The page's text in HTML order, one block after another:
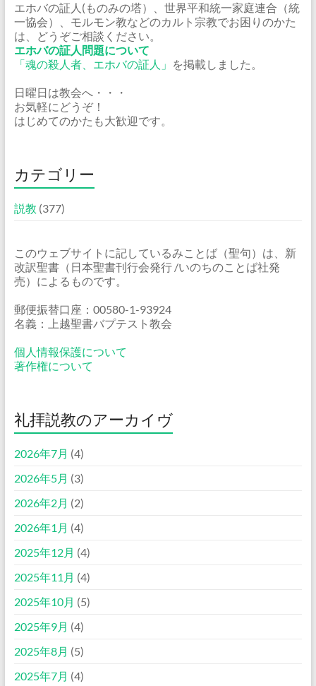
エホバの証人(ものみの塔）、世界平和統一家庭連合（統
一協会）、モルモン教などのカルト宗教でお困りのかた
は、どうぞご相談ください。
エホバの証人問題について
「魂の殺人者、エホバの証人」 を掲載しました。
日曜日は教会へ・・・
お気軽にどうぞ！
はじめてのかたも大歓迎です。
カテゴリー
説教 (377)
このウェブサイトに記しているみことば（聖句）は、新
改訳聖書（日本聖書刊行会発行 /いのちのことば社発
売）によるものです。
郵便振替口座：00580-1-93924
名義：上越聖書バプテスト教会
個人情報保護について
著作権について
礼拝説教のアーカイヴ
2026年7月 (4)
2026年5月 (3)
2026年2月 (2)
2026年1月 (4)
2025年12月 (4)
2025年11月 (4)
2025年10月 (5)
2025年9月 (4)
2025年8月 (5)
2025年7月 (4)